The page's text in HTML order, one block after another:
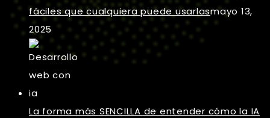
fáciles que cualquiera puede usarlasmayo 13,
2025
La forma más SENCILLA de entender cómo la IA